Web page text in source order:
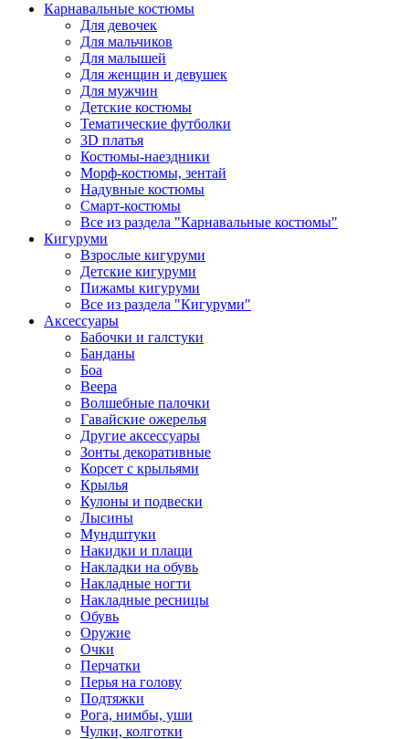
Карнавальные костюмы
Для девочек
Для мальчиков
Для малышей
Для женщин и девушек
Для мужчин
Детские костюмы
Тематические футболки
3D платья
Костюмы-наездники
Морф-костюмы, зентай
Надувные костюмы
Смарт-костюмы
Все из раздела "Карнавальные костюмы"
Кигуруми
Взрослые кигуруми
Детские кигуруми
Пижамы кигуруми
Все из раздела "Кигуруми"
Аксессуары
Бабочки и галстуки
Банданы
Боа
Веера
Волшебные палочки
Гавайские ожерелья
Другие аксессуары
Зонты декоративные
Корсет с крыльями
Крылья
Кулоны и подвески
Лысины
Мундштуки
Накидки и плащи
Накладки на обувь
Накладные ногти
Накладные ресницы
Обувь
Оружие
Очки
Перчатки
Перья на голову
Подтяжки
Рога, нимбы, уши
Чулки, колготки